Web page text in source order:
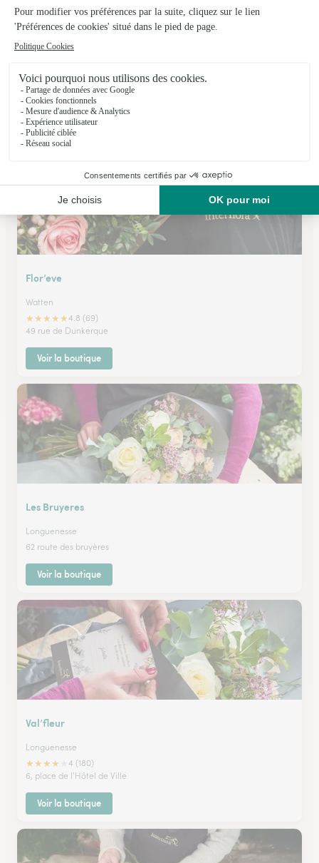
Jardins Loisirs
St Martin Lez Tatinghem
★★★★★4.5 (57)
54, Route de Calais
Voir la boutique
Flor’eve
Watten
★★★★★4.8 (69)
49 rue de Dunkerque
Voir la boutique
Les Bruyeres
Longuenesse
62 route des bruyères
Voir la boutique
Val’fleur
Longuenesse
★★★★
4 (180)
6, place de l'Hôtel de Ville
Voir la boutique